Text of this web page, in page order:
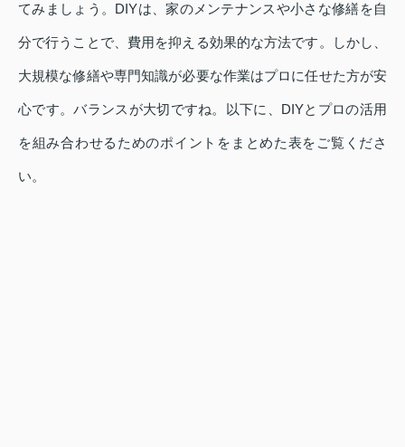
てみましょう。DIYは、家のメンテナンスや小さな修繕を自
分で行うことで、費用を抑える効果的な方法です。しかし、
大規模な修繕や専門知識が必要な作業はプロに任せた方が安
心です。バランスが大切ですね。以下に、DIYとプロの活用
を組み合わせるためのポイントをまとめた表をご覧くださ
い。